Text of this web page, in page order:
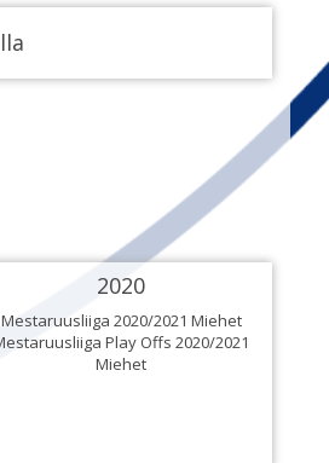
2020
Mestaruusliiga 2020/2021 Miehet
Play Offs 2020/2021
Miehet